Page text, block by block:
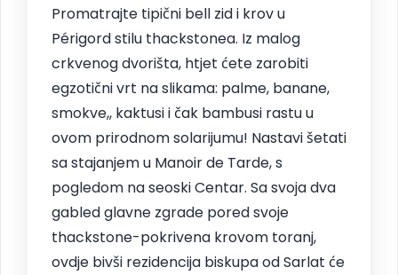
Promatrajte tipični bell zid i krov u
Périgord stilu thackstonea. Iz malog
crkvenog dvorišta, htjet ćete zarobiti
egzotični vrt na slikama: palme, banane,
smokve,, kaktusi i čak bambusi rastu u
ovom prirodnom solarijumu! Nastavi šetati
sa stajanjem u Manoir de Tarde, s
pogledom na seoski Centar. Sa svoja dva
gabled glavne zgrade pored svoje
thackstone-pokrivena krovom toranj,
ovdje bivši rezidencija biskupa od Sarlat će